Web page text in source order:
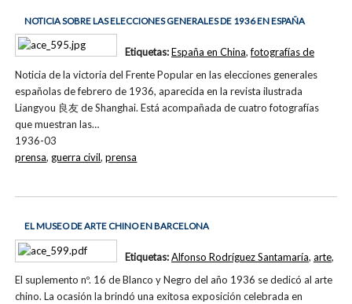
NOTICIA SOBRE LAS ELECCIONES GENERALES DE 1936 EN ESPAÑA
Noticia de la victoria del Frente Popular en las elecciones generales
españolas de febrero de 1936, aparecida en la revista ilustrada
Liangyou 良友 de Shanghai. Está acompañada de cuatro fotografías
que muestran las…
1936-03
Etiquetas:España en China,fotografías de
prensa, guerra civil,prensa
EL MUSEO DE ARTE CHINO EN BARCELONA
El suplemento nº. 16 de Blanco y Negro del año 1936 se dedicó al arte
chino. La ocasión la brindó una exitosa exposición celebrada en
Etiquetas:Alfonso Rodríguez Santamaría, arte,